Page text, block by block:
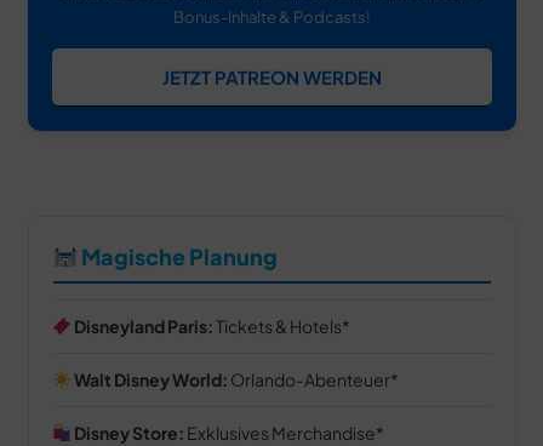
Bonus-Inhalte & Podcasts!
JETZT PATREON WERDEN
Magische Planung
Disneyland Paris:Tickets & Hotels
Walt Disney World: Orlando-Abenteuer
Disney Store: Exklusives Merchandise